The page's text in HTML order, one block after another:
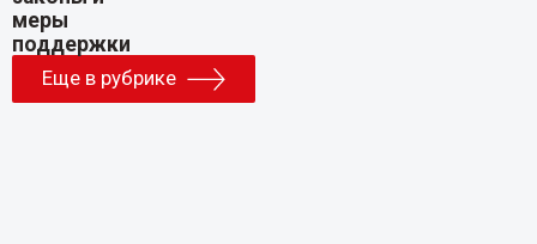
Еще в рубрике